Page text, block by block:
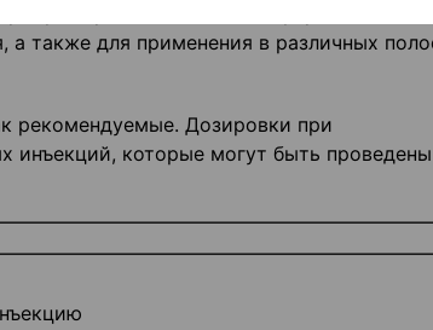
предназначен для внутривенного,
а также для применения в различных
рекомендуемые. Дозировки при
инъекций, которые могут быть проведены